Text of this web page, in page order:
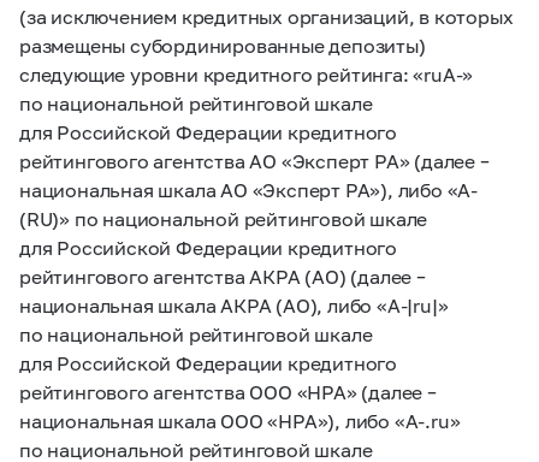
(за исключением кредитных организаций, в которых
размещены субординированные депозиты)
следующие уровни кредитного рейтинга: «ruA-»
по национальной рейтинговой шкале
для Российской Федерации кредитного
рейтингового агентства АО «Эксперт РА» (далее –
национальная шкала АО «Эксперт РА»), либо «A-
(RU)» по национальной рейтинговой шкале
для Российской Федерации кредитного
рейтингового агентства АКРА (АО) (далее –
национальная шкала АКРА (АО), либо «A-|ru|»
по национальной рейтинговой шкале
для Российской Федерации кредитного
рейтингового агентства ООО «НРА» (далее –
национальная шкала ООО «НРА»), либо «A-.ru»
по национальной рейтинговой шкале